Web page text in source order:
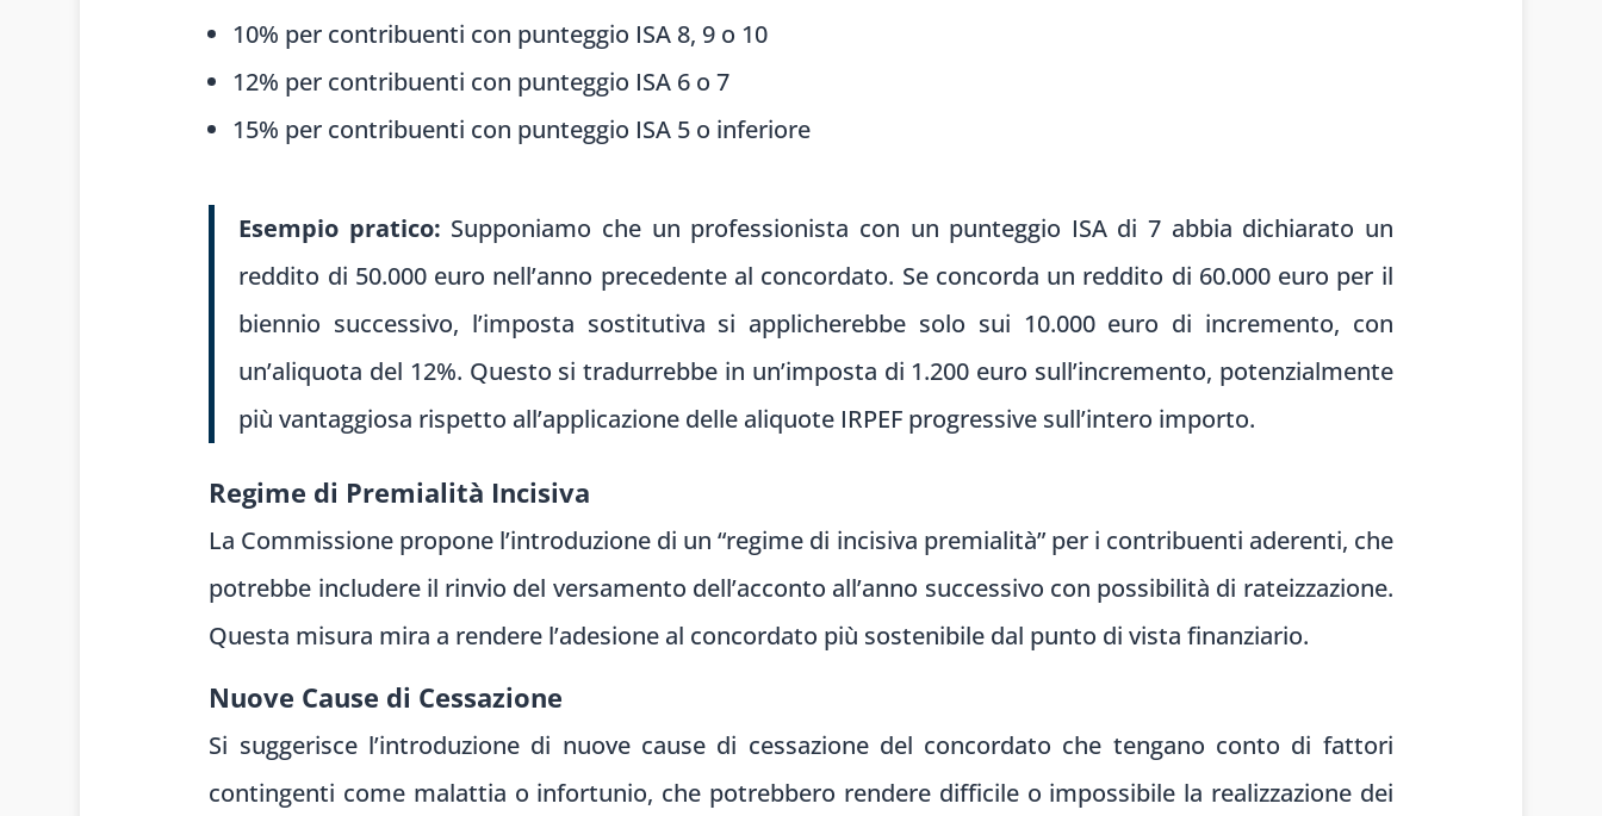
10% per contribuenti con punteggio ISA 8, 9 o 10
12% per contribuenti con punteggio ISA 6 o 7
15% per contribuenti con punteggio ISA 5 o inferiore
Esempio pratico: Supponiamo che un professionista con un punteggio ISA di 7 abbia dichiarato un
reddito di 50.000 euro nell’anno precedente al concordato. Se concorda un reddito di 60.000 euro per il
biennio successivo, l’imposta sostitutiva si applicherebbe solo sui 10.000 euro di incremento, con
un’aliquota del 12%. Questo si tradurrebbe in un’imposta di 1.200 euro sull’incremento, potenzialmente
più vantaggiosa rispetto all’applicazione delle aliquote IRPEF progressive sull’intero importo.
Regime di Premialità Incisiva
La Commissione propone l’introduzione di un “regime di incisiva premialità” per i contribuenti aderenti, che
potrebbe includere il rinvio del versamento dell’acconto all’anno successivo con possibilità di rateizzazione.
Questa misura mira a rendere l’adesione al concordato più sostenibile dal punto di vista finanziario.
Nuove Cause di Cessazione
Si suggerisce l’introduzione di nuove cause di cessazione del concordato che tengano conto di fattori
contingenti come malattia o infortunio, che potrebbero rendere difficile o impossibile la realizzazione dei